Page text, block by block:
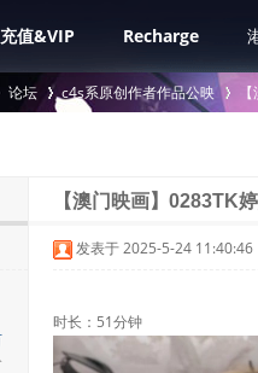
充值&VIP Recharge
论坛 c4s系原创作者作品公映
›
【澳门映画】0283TK
发表于 2025-5-24 11:40:46
时长：51分钟